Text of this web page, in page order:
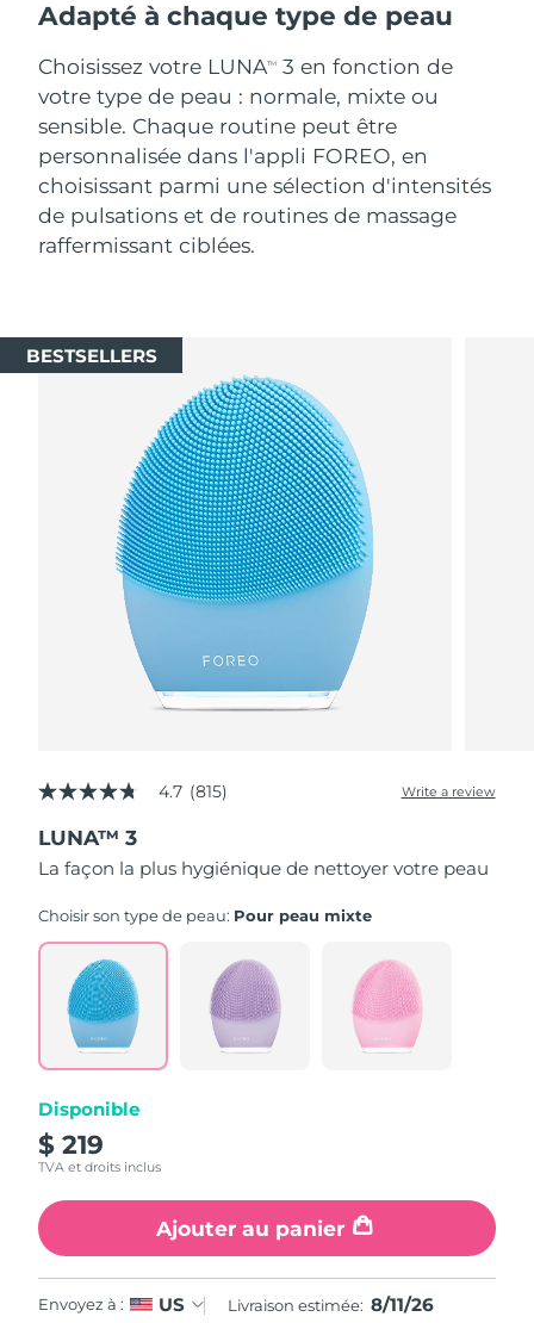
Adapté à chaque type de peau
Choisissez votre LUNATM
3 en fonction de
votre type de peau : normale, mixte ou
sensible. Chaque routine peut être
personnalisée dans l'appli FOREO, en
choisissant parmi une sélection d'intensités
de pulsations et de routines de massage
raffermissant ciblées.
BESTSELLERS
4.7
of
5
stars,
rating
Read
Reviews.
Same
page
link.
4.7 (815) Write a review
LUNA™ 3
La façon la plus hygiénique de nettoyer votre peau
Choisir son type de peau: Pour peau mixte
Disponible
$ 219
TVA et droits inclus
Ajouter au panier
Envoyez à : US Livraison estimée: 8/11/26